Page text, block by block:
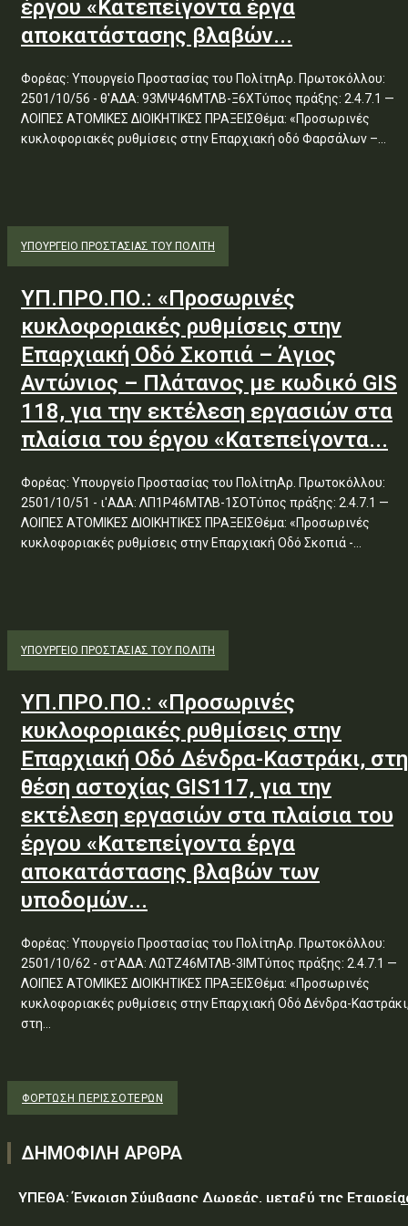
έργου «Κατεπείγοντα έργα
αποκατάστασης βλαβών...
Φορέας: Υπουργείο Προστασίας του ΠολίτηΑρ. Πρωτοκόλλου:
2501/10/56 - θ'ΑΔΑ: 93ΜΨ46ΜΤΛΒ-Ξ6ΧΤύπος πράξης: 2.4.7.1 —
ΛΟΙΠΕΣ ΑΤΟΜΙΚΕΣ ΔΙΟΙΚΗΤΙΚΕΣ ΠΡΑΞΕΙΣΘέμα: «Προσωρινές
κυκλοφοριακές ρυθμίσεις στην Επαρχιακή οδό Φαρσάλων –...
ΥΠΟΥΡΓΕΊΟ ΠΡΟΣΤΑΣΊΑΣ ΤΟΥ ΠΟΛΊΤΗ
ΥΠ.ΠΡΟ.ΠΟ.: «Προσωρινές
κυκλοφοριακές ρυθμίσεις στην
Επαρχιακή Οδό Σκοπιά – Άγιος
Αντώνιος – Πλάτανος με κωδικό GIS
118, για την εκτέλεση εργασιών στα
πλαίσια του έργου «Κατεπείγοντα...
Φορέας: Υπουργείο Προστασίας του ΠολίτηΑρ. Πρωτοκόλλου:
2501/10/51 - ι'ΑΔΑ: ΛΠ1Ρ46ΜΤΛΒ-1ΣΟΤύπος πράξης: 2.4.7.1 —
ΛΟΙΠΕΣ ΑΤΟΜΙΚΕΣ ΔΙΟΙΚΗΤΙΚΕΣ ΠΡΑΞΕΙΣΘέμα: «Προσωρινές
κυκλοφοριακές ρυθμίσεις στην Επαρχιακή Οδό Σκοπιά -...
ΥΠΟΥΡΓΕΊΟ ΠΡΟΣΤΑΣΊΑΣ ΤΟΥ ΠΟΛΊΤΗ
ΥΠ.ΠΡΟ.ΠΟ.: «Προσωρινές
κυκλοφοριακές ρυθμίσεις στην
Επαρχιακή Οδό Δένδρα-Καστράκι, στη
θέση αστοχίας GIS117, για την
εκτέλεση εργασιών στα πλαίσια του
έργου «Κατεπείγοντα έργα
αποκατάστασης βλαβών των
υποδομών...
Φορέας: Υπουργείο Προστασίας του ΠολίτηΑρ. Πρωτοκόλλου:
2501/10/62 - στ'ΑΔΑ: ΛΩΤΖ46ΜΤΛΒ-3ΙΜΤύπος πράξης: 2.4.7.1 —
ΛΟΙΠΕΣ ΑΤΟΜΙΚΕΣ ΔΙΟΙΚΗΤΙΚΕΣ ΠΡΑΞΕΙΣΘέμα: «Προσωρινές
κυκλοφοριακές ρυθμίσεις στην Επαρχιακή Οδό Δένδρα-
στη...
ΦΌΡΤΩΣΗ ΠΕΡΙΣΣΟΤΈΡΩΝ
ΔΗΜΟΦΙΛΗ ΑΡΘΡΑ
ΥΠΕΘΑ: Έγκριση Σύμβασης Δωρεάς, μεταξύ της